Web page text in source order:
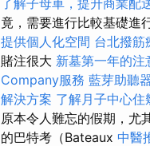
竟，需要進行比較基礎進
提供個人化空間 台北撥筋
賭注很大 新墓第一年的
Company服務 藍芽助聽
解決方案 了解月子中心
原本令人難忘的假期，尤
的巴特考（Bateaux 中醫